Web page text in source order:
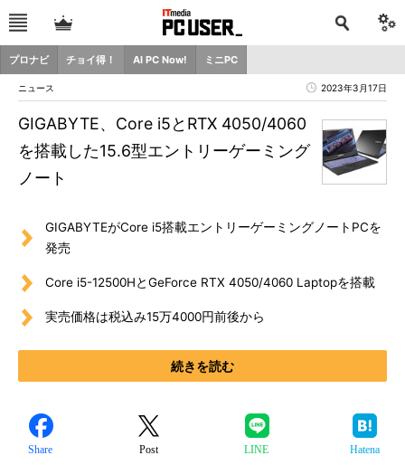
プロナビ チョイ得！ AI PC Now! ミニPC
ニュース 2023年3月17日
GIGABYTE、Core i5とRTX 4050/4060
を搭載した15.6型エントリーゲーミング
ノート
GIGABYTEがCore i5搭載エントリーゲーミングノートPCを
発売
Core i5-12500HとGeForce RTX 4050/4060 Laptopを搭載
実売価格は税込み15万4000円前後から
続きを読む
Share Post LINE Hatena